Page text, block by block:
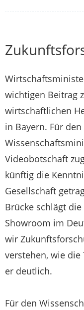
wichtigen Beitrag
wirtschaftlichen
in Bayern. Für
Videobotschaft
künftig die
Gesellschaft
Brücke schlägt
Showroom im
wir
verstehen, wie die
er deutlich.
Für den